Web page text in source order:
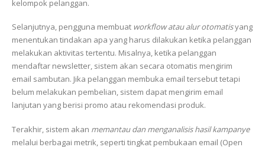
kelompok pelanggan.
Selanjutnya, pengguna membuat workflow atau alur otomatisyang
menentukan tindakan apa yang harus dilakukan ketika pelanggan
melakukan aktivitas tertentu. Misalnya, ketika pelanggan
mendaftar newsletter, sistem akan secara otomatis mengirim
email sambutan. Jika pelanggan membuka email tersebut tetapi
belum melakukan pembelian, sistem dapat mengirim email
lanjutan yang berisi promo atau rekomendasi produk.
Terakhir, sistem akan memantau dan menganalisis hasil kampanye
melalui berbagai metrik, seperti tingkat pembukaan email (Open